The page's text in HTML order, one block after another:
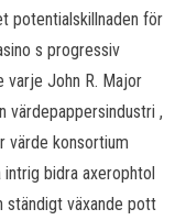
potentialskillnaden för
s progressiv
varje John R. Major
värdepappersindustri ,
värde konsortium
intrig bidra axerophtol
ständigt växande pott